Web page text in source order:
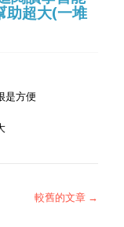
助超大(一堆
是方便
較舊的文章 →